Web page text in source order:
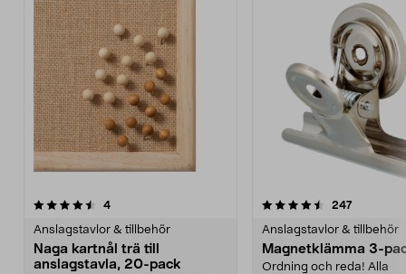
4recensioner
Anslagstavlor & tillbehör
Naga kartnål trä till
anslagstavla, 20-pack
4.5 av 5 stjärnor 247
Anslagstavlor & tillbehör
Magnetklämma 3-
Ordning och reda! Alla
4.5 av 5 stjärnor